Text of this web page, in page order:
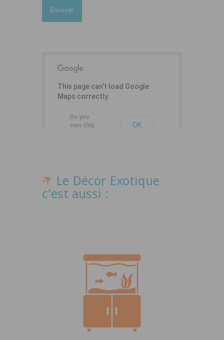
This page can't load Google
Maps correctly.
Do you
own this
OK
Le Décor Exotique
c’est aussi :